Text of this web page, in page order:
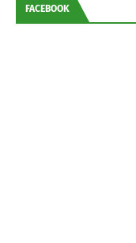
FACEBOOK